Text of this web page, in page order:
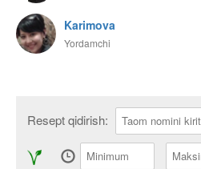
Karimova
Yordamchi
Resept qidirish: